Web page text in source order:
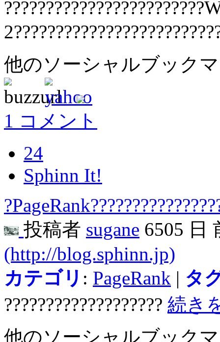
他のソーシャルブック
1 コメント
24
Sphinn It!
投稿者 sugane 6505 日
(http://blog.sphinn.jp)
カテゴリ : PageRank | タ
??????????????????? 続き
他のソーシャルブック